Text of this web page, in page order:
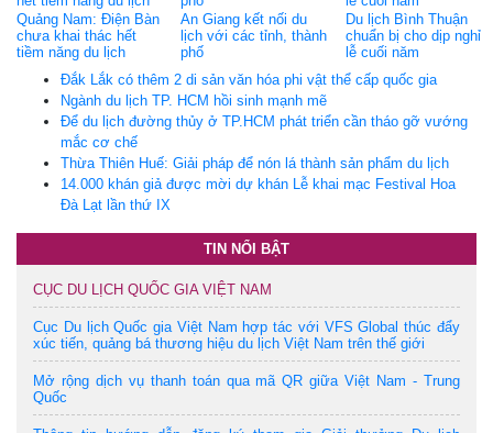
Quảng Nam: Điện Bàn
chưa khai thác hết
tiềm năng du lịch
An Giang kết nối du
lịch với các tỉnh, thành
phố
Du lịch Bình Thuận
chuẩn bị cho dịp nghỉ
lễ cuối năm
Đắk Lắk có thêm 2 di sản văn hóa phi vật thể cấp quốc gia
Ngành du lịch TP. HCM hồi sinh mạnh mẽ
Để du lịch đường thủy ở TP.HCM phát triển cần tháo gỡ vướng
mắc cơ chế
Thừa Thiên Huế: Giải pháp để nón lá thành sản phẩm du lịch
14.000 khán giả được mời dự khán Lễ khai mạc Festival Hoa
Đà Lạt lần thứ IX
TIN NỔI BẬT
CỤC DU LỊCH QUỐC GIA VIỆT NAM
Cục Du lịch Quốc gia Việt Nam hợp tác với VFS Global thúc đẩy
xúc tiến, quảng bá thương hiệu du lịch Việt Nam trên thế giới
Mở rộng dịch vụ thanh toán qua mã QR giữa Việt Nam - Trung
Quốc